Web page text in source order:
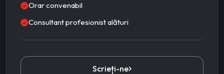
Orar convenabil
Consultant profesionist alături
Scrieți-ne